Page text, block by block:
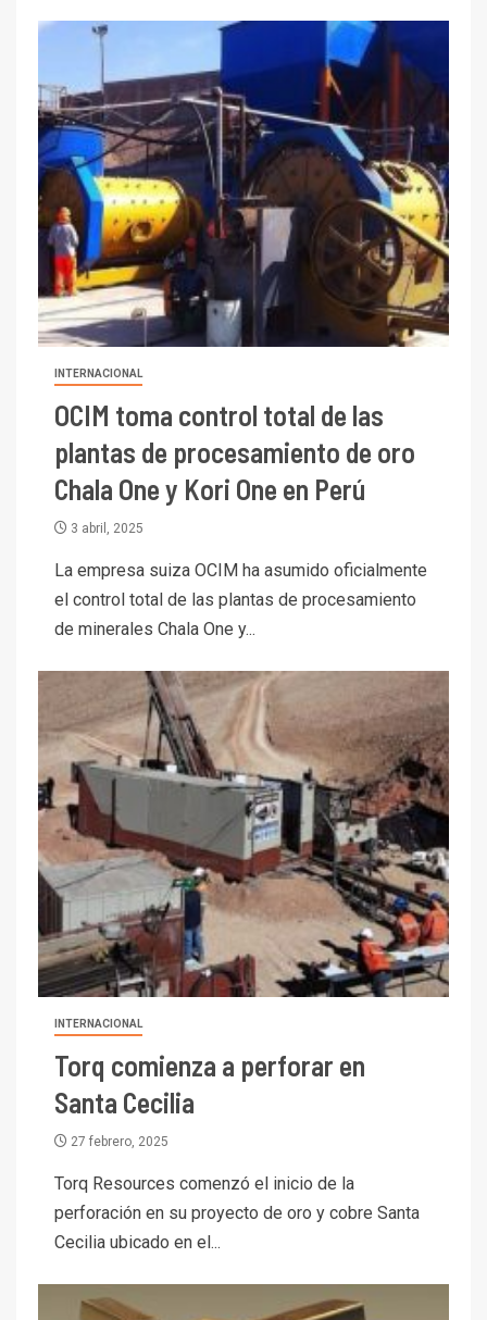
INTERNACIONAL
OCIM toma control total de las
plantas de procesamiento de oro
Chala One y Kori One en Perú
3 abril, 2025
La empresa suiza OCIM ha asumido oficialmente
el control total de las plantas de procesamiento
de minerales Chala One y...
INTERNACIONAL
Torq comienza a perforar en
Santa Cecilia
27 febrero, 2025
Torq Resources comenzó el inicio de la
perforación en su proyecto de oro y cobre Santa
Cecilia ubicado en el...
3 I+D
PIB minero impacta el
crecimiento regional: Banco
Central reporta resultados
dispares en el primer
trimestre
Cochilco: precio del cobre
alcanza máximos por escasez
5
del cobre y educación superior
se relacionan en zonas
mineras
BHP proyecta producción de